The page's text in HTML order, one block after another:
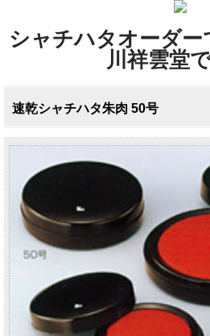
シャチハタオーダ
川祥雲堂で
速乾シャチハタ朱肉 50号